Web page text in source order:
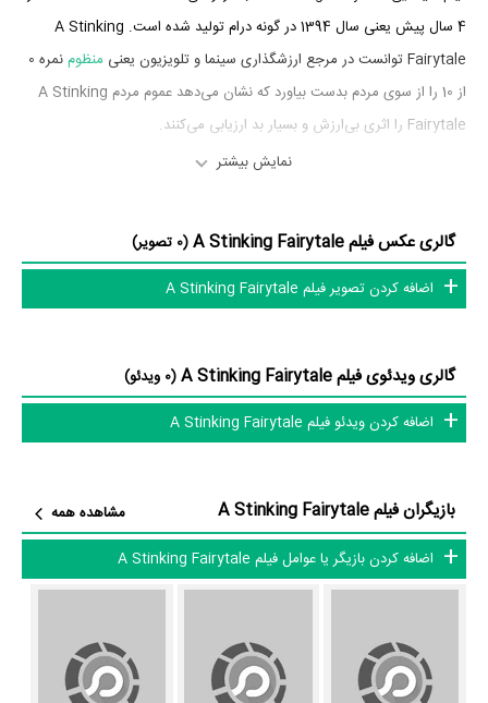
4 سال پیش یعنی سال 1394 در گونه درام تولید شده است. A Stinking
Fairytale توانست در مرجع ارزشگذاری سینما و تلویزیون یعنی
منظوم
نمره 0
از 10 را از سوی مردم بدست بیاورد که نشان می‌دهد عموم مردم A Stinking
Fairytale را اثری بی‌ارزش و بسیار بد ارزیابی می‌کنند.
Fairytale بازیگرانی چون
Zarko Lausevicدر نقش Moma،Jelena
Djokicدر نقش Ema،Petar Bozovic در نقش Kralj klosara،Milos
بازیگری پرداخته‌اند. در فیلم A Stinking Fairytale حدود 10 بازیگر جلوی
است؛ باید بررسی کرد آیاMiroslav Momcilovic
به‌عنوان کارگردان و به‌عنوان
بازیگردان و همچنین تیم بازیگری A Stinking Fairytale توانسته‌اند در این
زمینه موفق باشند و بازی‌های درخشانی را نمایش دهند؟
Djuricaدر نقش Predsednik opstine،Milos Samolov
در نقش
Alkoholicar I و
Nebojsa Ilic
در نقش Alkoholicar II اشاره کرد.
نمایش بیشتر
گالری عکس فیلم A Stinking Fairytale
(0 تصویر)
اضافه کردن تصویر فیلم A Stinking Fairytale
گالری ویدئوی فیلم A Stinking Fairytale
(0 ویدئو)
اضافه کردن ویدئو فیلم A Stinking Fairytale
بازیگران فیلم A Stinking Fairytale
مشاهده همه
اضافه کردن بازیگر یا عوامل فیلم A Stinking Fairytale